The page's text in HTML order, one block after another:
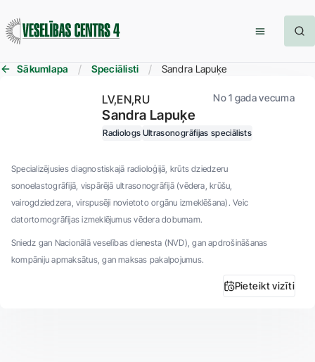
Sākumlapa Speciālisti Sandra Lapuķe
LV EN RU No 1 gada vecuma
Sandra Lapuķe
Radiologs Ultrasonogrāfijas speciālists
Specializējusies diagnostiskajā radioloģijā, krūts dziedzeru
sonoelastogrāfijā, vispārējā ultrasonogrāfijā (vēdera, krūšu,
vairogdziedzera, virspusēji novietoto orgānu izmeklēšana). Veic
datortomogrāfijas izmeklējumus vēdera dobumam.
Sniedz gan Nacionālā veselības dienesta (NVD), gan apdrošināšanas
kompāniju apmaksātus, gan maksas pakalpojumus.
Pieteikt vizīti